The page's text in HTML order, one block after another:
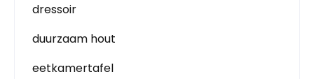
dressoir
duurzaam hout
eetkamertafel